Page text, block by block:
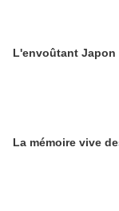
L'envoûtant Japon
La mémoire vive